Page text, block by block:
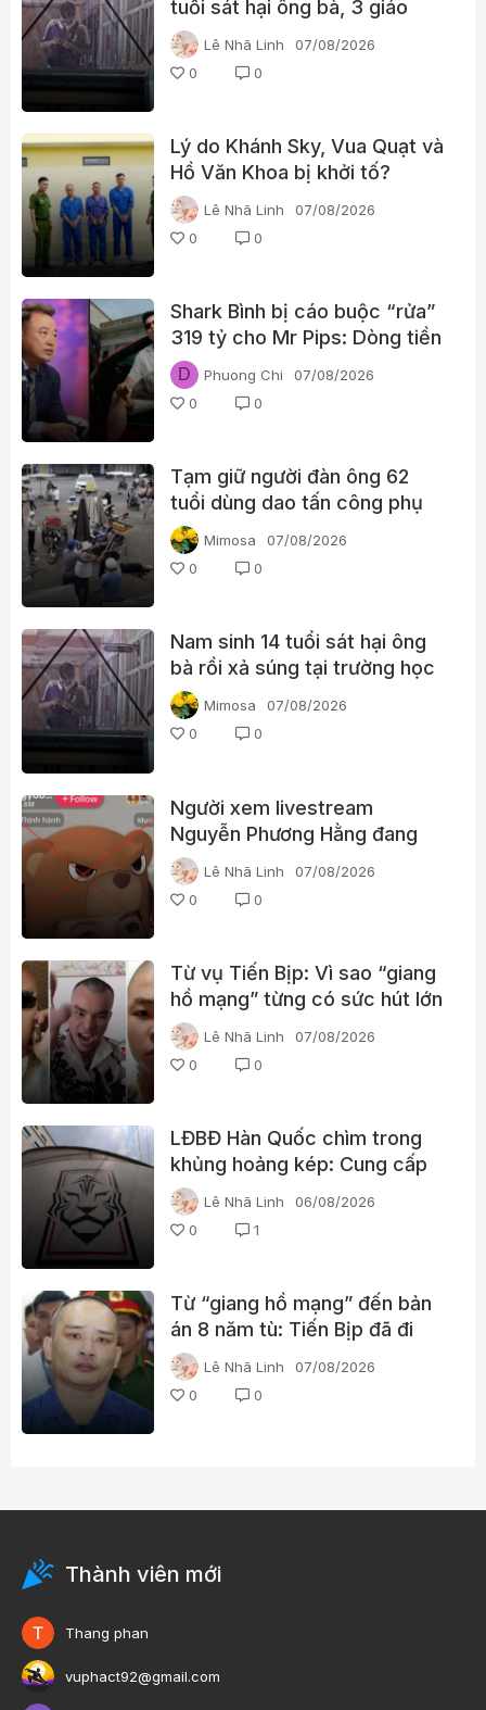
tuổi sát hại ông bà, 3 giáo
viên và 3 học sinh
Lê Nhã Linh
07/08/2026
0
0
Lý do Khánh Sky, Vua Quạt và
Hồ Văn Khoa bị khởi tố?
Lê Nhã Linh
07/08/2026
0
0
Shark Bình bị cáo buộc “rửa”
319 tỷ cho Mr Pips: Dòng tiền
đã đi qua Ngân Lượng như thế
nào?
D Phuong Chi
07/08/2026
0
0
Tạm giữ người đàn ông 62
tuổi dùng dao tấn công phụ
nữ giữa chợ
Mimosa
07/08/2026
0
0
Nam sinh 14 tuổi sát hại ông
bà rồi xả súng tại trường học
Thái Lan
Mimosa
07/08/2026
0
0
Người xem livestream
Nguyễn Phương Hằng đang
tìm kiếm điều gì?
Lê Nhã Linh
07/08/2026
0
0
Từ vụ Tiến Bịp: Vì sao “giang
hồ mạng” từng có sức hút lớn
với người xem?
Lê Nhã Linh
07/08/2026
0
0
LĐBĐ Hàn Quốc chìm trong
khủng hoảng kép: Cung cấp
gái gọi cho trọng tài, cảnh sát
đột kích trụ sở
Lê Nhã Linh
06/08/2026
0
1
Từ “giang hồ mạng” đến bản
án 8 năm tù: Tiến Bịp đã đi
qua những gì?
Lê Nhã Linh
07/08/2026
0
0
Thành viên mới
Thang phan
vuphact92@gmail.com